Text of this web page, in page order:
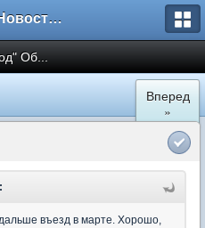
Форум Новостройки
Об...
Вперед
»
въезд в марте. Хорошо,